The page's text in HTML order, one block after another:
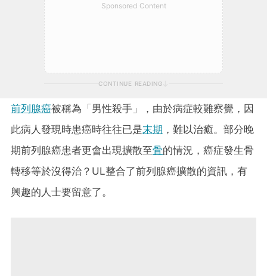
Sponsored Content
CONTINUE READING
前列腺癌被稱為「男性殺手」，由於病症較難察覺，因
此病人發現時患癌時往往已是末期 ，難以治癒。部分晚
期前列腺癌患者更會出現擴散至骨的情況，癌症發生骨
轉移等於沒得治？UL整合了前列腺癌擴散的資訊，有
興趣的人士要留意了。